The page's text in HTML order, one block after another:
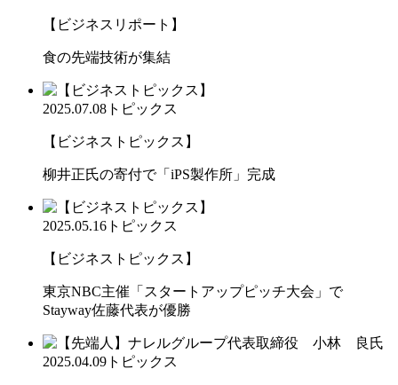
【ビジネスリポート】
食の先端技術が集結
2025.07.08 トピックス
【ビジネストピックス】
柳井正氏の寄付で「iPS製作所」完成
2025.05.16 トピックス
【ビジネストピックス】
東京NBC主催「スタートアップピッチ大会」で
Stayway佐藤代表が優勝
2025.04.09 トピックス